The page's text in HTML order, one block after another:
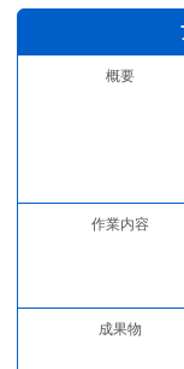
概要
作業内容
成果物